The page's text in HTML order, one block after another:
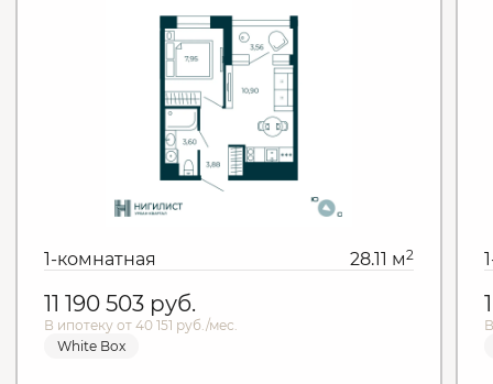
1-комнатная 28.11 м2
11 190 503 руб.
В ипотеку от 40 151 руб./мес.
White Box